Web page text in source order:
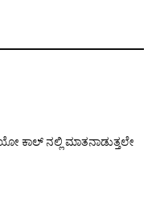
ನಲ್ಲಿ ಮಾತನಾಡುತ್ತಲೇ